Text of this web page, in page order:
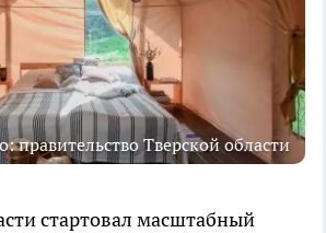
правительство Тверской области
стартовал масштабный